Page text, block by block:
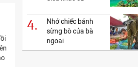
4.
Nhớ chiếc bánh
sừng bò của bà
ngoại